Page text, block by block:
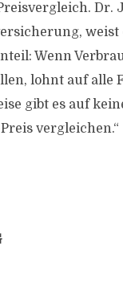
Dr.
Wenn
lohnt auf alle
gibt es auf
vergleichen.“